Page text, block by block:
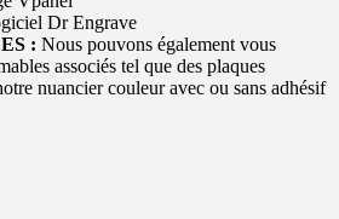
Dr Engrave
: Nous pouvons également vous
associés tel que des plaques
nuancier couleur avec ou sans adhésif